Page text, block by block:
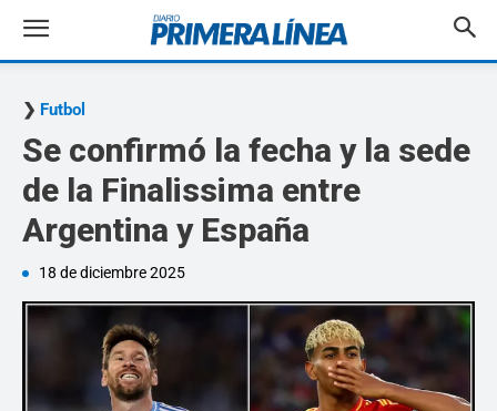
Futbol
Se confirmó la fecha y la sede
de la Finalissima entre
Argentina y España
18 de diciembre 2025